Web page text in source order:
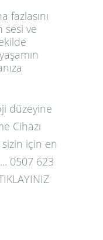
fazlasını
sesi ve
düzeyine
Cihazı
için en
0507 623